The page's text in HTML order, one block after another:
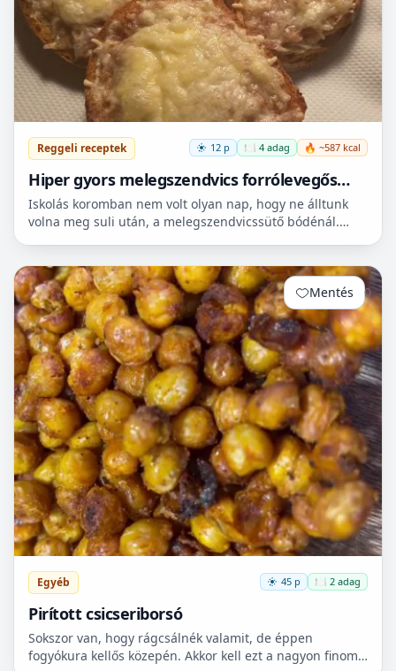
Reggeli receptek 12 p 🍽️ 4 adag 🔥 ~587 kcal
Hiper gyors melegszendvics forrólevegős
sütőbe
Iskolás koromban nem volt olyan nap, hogy ne álltunk
volna meg suli után, a melegszendvicssütő bódénál.
Mentés 0
Egyéb 45 p 🍽️ 2 adag
Pirított csicseriborsó
Sokszor van, hogy rágcsálnék valamit, de éppen
fogyókura kellős közepén. Akkor kell ezt a nagyon finom